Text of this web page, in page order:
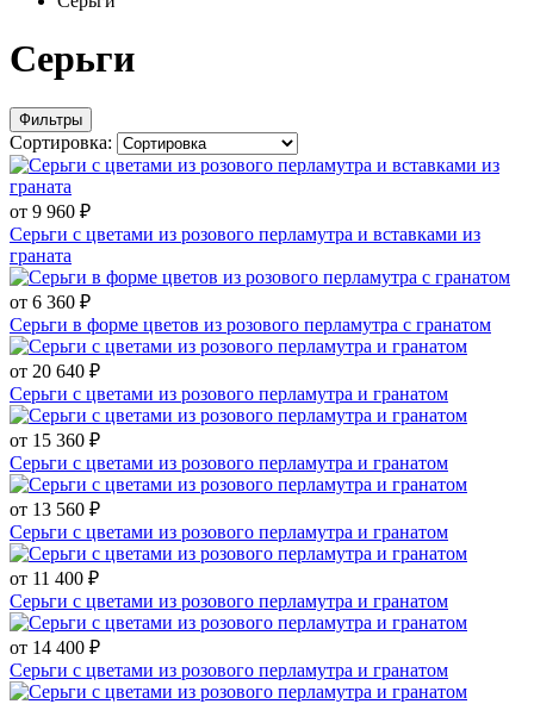
Серьги
Фильтры
Сортировка:
от 9 960 ₽
Серьги с цветами из розового перламутра и вставками из
граната
от 6 360 ₽
Серьги в форме цветов из розового перламутра с гранатом
от 20 640 ₽
Серьги с цветами из розового перламутра и гранатом
от 15 360 ₽
Серьги с цветами из розового перламутра и гранатом
от 13 560 ₽
Серьги с цветами из розового перламутра и гранатом
от 11 400 ₽
Серьги с цветами из розового перламутра и гранатом
от 14 400 ₽
Серьги с цветами из розового перламутра и гранатом